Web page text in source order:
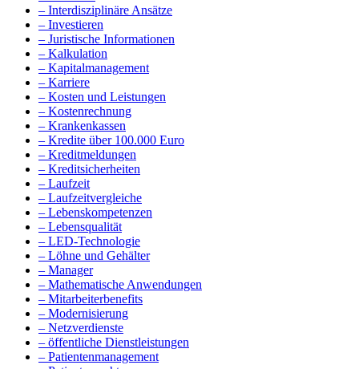
– Interdisziplinäre Ansätze
– Investieren
– Juristische Informationen
– Kalkulation
– Kapitalmanagement
– Karriere
– Kosten und Leistungen
– Kostenrechnung
– Krankenkassen
– Kredite über 100.000 Euro
– Kreditmeldungen
– Kreditsicherheiten
– Laufzeit
– Laufzeitvergleiche
– Lebenskompetenzen
– Lebensqualität
– LED-Technologie
– Löhne und Gehälter
– Manager
– Mathematische Anwendungen
– Mitarbeiterbenefits
– Modernisierung
– Netzverdienste
– öffentliche Dienstleistungen
– Patientenmanagement